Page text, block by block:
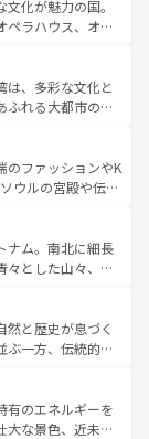
異なる魅力を楽
感じることができ
。
やカウアイ島が
をはじめ、豊かな
くれるハワイの
アンミュージッ
ハワイの魅力を彩
化が魅力の国。
ペラハウス、オー
（エアーズロッ
ンズの熱帯雨林な
やワイン、オージ
ーフィンやダイ
きにはたまらな
に味わいつくそ
は、多彩な文化と
ふれる大都市の台
ど、都市の喧騒
人に新しい発見と
台湾の食文化も魅
ティ豊かな料理
ンテンツ一覧を参
のファッションやK
ウルの宮殿や伝統
を楽しむことが
ストリートフード
。夜には、韓国な
を心ゆくまで味
国情報はコンテンツ一
ナム。南北に細長
々とした山々、世
古い町並みやホ
独特の雰囲気を
かさとおいしさで
ヒーなどは、ぜ
もあたたかい人々
れられない旅にな
と歴史が息づく
ぶ一方、伝統的な
イなどの山岳地
トやクラビの美し
できる。タイ料理
有のエネルギーを
大な景色、近未来